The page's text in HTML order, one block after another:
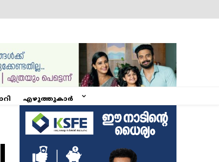
എഴുത്തുകാർ